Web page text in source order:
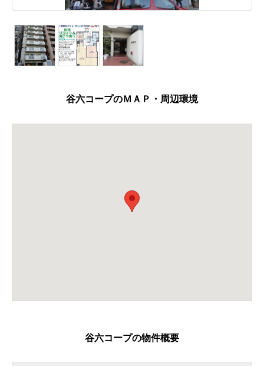
谷六コープのＭＡＰ・周辺環境
谷六コープの物件概要